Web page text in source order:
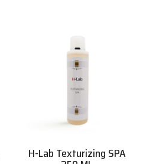
H-Lab Texturizing SPA